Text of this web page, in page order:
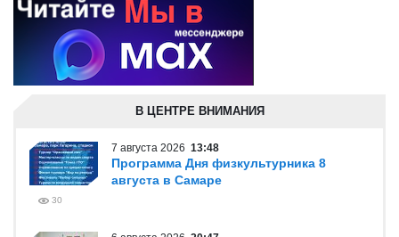
В ЦЕНТРЕ ВНИМАНИЯ
7 августа 2026 13:48
Программа Дня физкультурника 8
августа в Самаре
30